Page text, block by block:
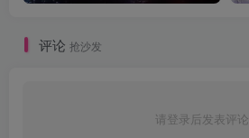
评论 抢沙发
请登录后发表评论